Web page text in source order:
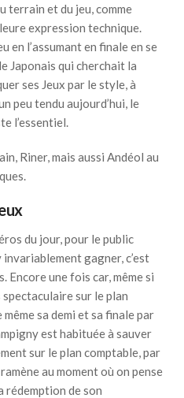
terrain et du jeu, comme
expression technique.
en l’assumant en finale en se
Japonais qui cherchait la
ses Jeux par le style, à
peu tendu aujourd’hui, le
l’essentiel.
Riner, mais aussi Andéol au
du jour, pour le public
gagner, c’est
Encore une fois car, même si
spectaculaire sur le plan
sa demi et sa finale par
est habituée à sauver
sur le plan comptable, par
au moment où on pense
rédemption de son